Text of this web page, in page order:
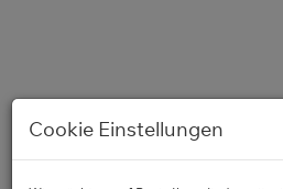
Außenansicht
Cookie Einstellungen